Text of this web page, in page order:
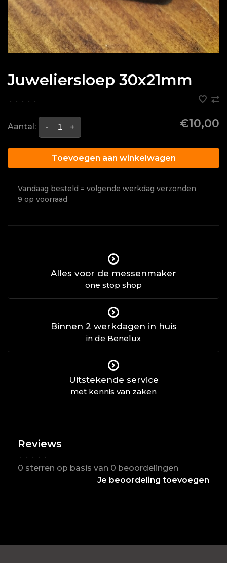
Juweliersloep 30x21mm
• • • • •
Aantal: +
- €10,00
Toevoegen aan winkelwagen
Vandaag besteld = volgende werkdag verzonden
9 op voorraad
Alles voor de messenmaker
one stop shop
Binnen 2 werkdagen in huis
in de Benelux
Uitstekende service
met kennis van zaken
Reviews
• • • • •
0 sterren op basis van 0 beoordelingen
Je beoordeling toevoegen